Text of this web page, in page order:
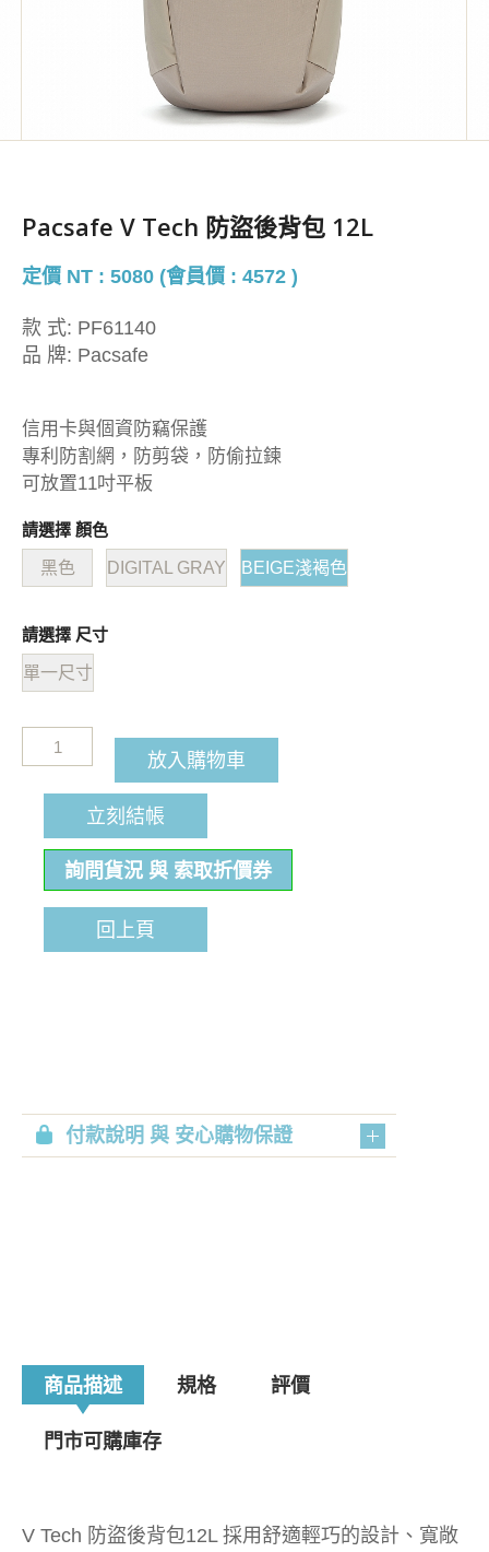
Pacsafe V Tech 防盜後背包 12L
定價 NT : 5080 (會員價 : 4572 )
款 式: PF61140
品 牌: Pacsafe
信用卡與個資防竊保護
專利防割網，防剪袋，防偷拉鍊
可放置11吋平板
請選擇 顏色
黑色 DIGITAL GRAY BEIGE淺褐色
請選擇 尺寸
單一尺寸
放入購物車
立刻結帳
詢問貨況 與 索取折價券
回上頁
付款說明 與 安心購物保證
商品描述 規格 評價
門市可購庫存
V Tech 防盜後背包12L 採用舒適輕巧的設計、寬敞